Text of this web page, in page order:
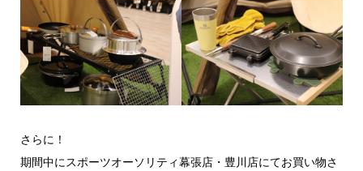
さらに！
期間中にスポーツオーソリティ幕張店・豊川店にてお買い物さ